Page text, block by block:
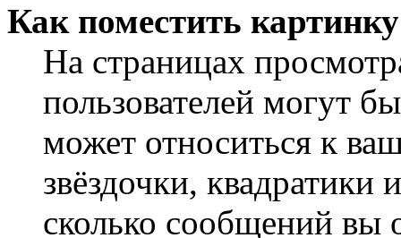
Как поместить
На страницах
пользователей могут
может относиться к
звёздочки,
сколько сообщений вы